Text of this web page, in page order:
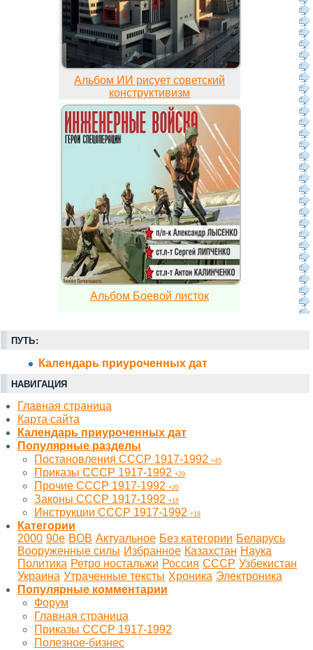
Альбом ИИ рисует советский
конструктивизм
Альбом Боевой листок
ПУТЬ:
Календарь приуроченных дат
НАВИГАЦИЯ
Главная страница
Карта сайта
Календарь приуроченных дат
Популярные разделы
Постановления СССР 1917-1992 +45
Приказы СССР 1917-1992 +29
Прочие СССР 1917-1992 +20
Законы СССР 1917-1992 +18
Инструкции СССР 1917-1992 +18
Категории
2000 90е BOB Актуальное Без категории Беларусь
Вооруженные силы Избранное Казахстан Наука
Политика Ретро ностальжи Россия СССР Узбекистан
Украина Утраченные тексты Хроника Электроника
Популярные комментарии
Форум
Главная страница
Приказы СССР 1917-1992
Полезное-бизнес